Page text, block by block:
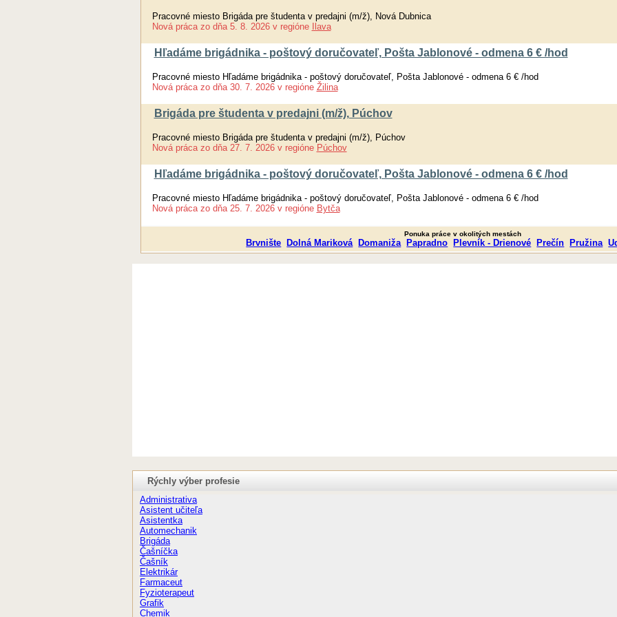
Pracovné miesto Brigáda pre študenta v predajni (m/ž), Nová Dubnica
Nová práca zo dňa 5. 8. 2026 v regióne Ilava
Hľadáme brigádnika - poštový doručovateľ, Pošta Jablonové - odmena 6 € /hod
Pracovné miesto Hľadáme brigádnika - poštový doručovateľ, Pošta Jablonové - odmena 6 € /hod
Nová práca zo dňa 30. 7. 2026 v regióne Žilina
Brigáda pre študenta v predajni (m/ž), Púchov
Pracovné miesto Brigáda pre študenta v predajni (m/ž), Púchov
Nová práca zo dňa 27. 7. 2026 v regióne Púchov
Hľadáme brigádnika - poštový doručovateľ, Pošta Jablonové - odmena 6 € /hod
Pracovné miesto Hľadáme brigádnika - poštový doručovateľ, Pošta Jablonové - odmena 6 € /hod
Nová práca zo dňa 25. 7. 2026 v regióne Bytča
Ponuka práce v okolitých mestách
Brvnište Dolná Mariková Domaniža Papradno Plevník - Drienové Prečín Pružina
Rýchly výber profesie
Administrativa
Asistent učiteľa
Asistentka
Automechanik
Brigáda
Čašníčka
Čašník
Elektrikár
Farmaceut
Fyzioterapeut
Grafik
Chemik